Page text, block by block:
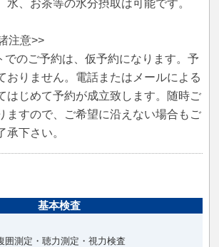
水、お茶等の水分摂取は可能です。
注意>>
のご予約は、仮予約になります。予
おりません。電話またはメールによる
はじめて予約が成立致します。随時ご
ますので、ご希望に沿えない場合もご
承下さい。
基本検査
囲測定・聴力測定・視力検査